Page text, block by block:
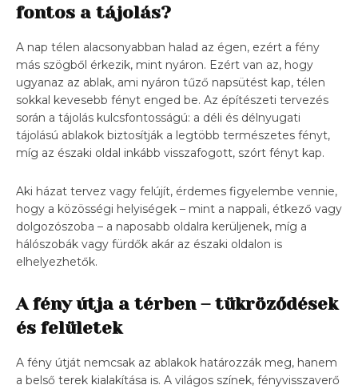
fontos a tájolás?
A nap télen alacsonyabban halad az égen, ezért a fény
más szögből érkezik, mint nyáron. Ezért van az, hogy
ugyanaz az ablak, ami nyáron tűző napsütést kap, télen
sokkal kevesebb fényt enged be. Az építészeti tervezés
során a tájolás kulcsfontosságú: a déli és délnyugati
tájolású ablakok biztosítják a legtöbb természetes fényt,
míg az északi oldal inkább visszafogott, szórt fényt kap.
Aki házat tervez vagy felújít, érdemes figyelembe vennie,
hogy a közösségi helyiségek – mint a nappali, étkező vagy
dolgozószoba – a naposabb oldalra kerüljenek, míg a
hálószobák vagy fürdők akár az északi oldalon is
elhelyezhetők.
A fény útja a térben – tükröződések
és felületek
A fény útját nemcsak az ablakok határozzák meg, hanem
a belső terek kialakítása is. A világos színek, fényvisszaverő